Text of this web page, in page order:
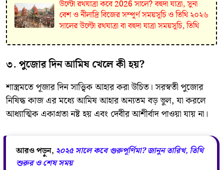
উল্টো রথযাত্রা কবে 2026 সালে? বহুদা যাত্রা, সুনা
বেশ ও নীলাদ্রি বিজের সম্পূর্ণ সময়সূচি ও তিথি ২০২৬
সালের উল্টো রথযাত্রা বা বহুদা যাত্রা সময়সূচি, তিথি
৩. পুজোর দিন আমিষ খেলে কী হয়?
শাস্ত্রমতে পূজার দিন সাত্ত্বিক আহার করা উচিত। সরস্বতী পুজোর
নিষিদ্ধ কাজ এর মধ্যে আমিষ আহার অন্যতম বড় ভুল, যা করলে
আধ্যাত্মিক একাগ্রতা নষ্ট হয় এবং দেবীর আশীর্বাদ পাওয়া যায় না।
আরও পড়ুন, ২০২৫ সালে কবে গুরুপূর্ণিমা? জানুন তারিখ, তিথি
শুরুর ও শেষ সময়